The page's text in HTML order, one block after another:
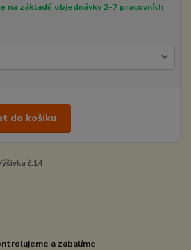
na základě objednávky 2-7 pracovních
do košíku
č.14
a zabalíme